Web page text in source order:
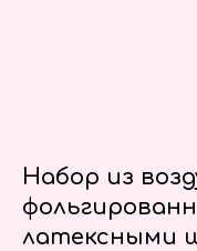
Набор из
латексными